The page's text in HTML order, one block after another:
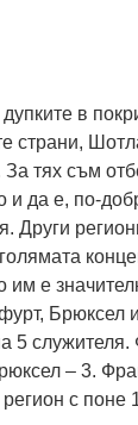
в
страни,
тях съм
и да е, по-
Други
им е
Брюксел
5 служителя.
– 3.
с поне